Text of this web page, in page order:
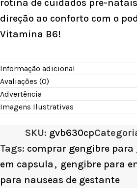
rotina de cuidados pré-
direção ao conforto com o
Vitamina B6!
Informação adicional
Avaliações (0)
Advertência
Imagens Ilustrativas
SKU: gvb630cp
Tags: comprar gengibre para
em capsula , gengibre para
para nauseas de gestante